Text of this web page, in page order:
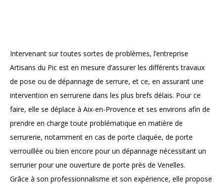
Intervenant sur toutes sortes de problèmes, l’entreprise
Artisans du Pic est en mesure d’assurer les différents travaux
de pose ou de dépannage de serrure, et ce, en assurant une
intervention en serrurerie dans les plus brefs délais. Pour ce
faire, elle se déplace à Aix-en-Provence et ses environs afin de
prendre en charge toute problématique en matière de
serrurerie, notamment en cas de porte claquée, de porte
verrouillée ou bien encore pour un dépannage nécessitant un
serrurier pour une ouverture de porte près de Venelles.
Grâce à son professionnalisme et son expérience, elle propose